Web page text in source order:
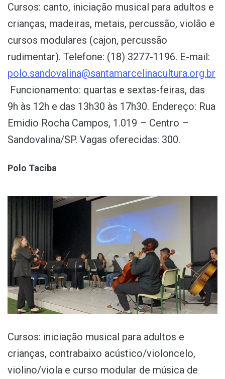
Cursos: canto, iniciação musical para adultos e
crianças, madeiras, metais, percussão, violão e
cursos modulares (cajon, percussão
rudimentar). Telefone: (18) 3277-1196. E-mail:
polo.sandovalina@santamarcelinacultura.org.br
Funcionamento: quartas e sextas-feiras, das
9h às 12h e das 13h30 às 17h30. Endereço: Rua
Emidio Rocha Campos, 1.019 – Centro –
Sandovalina/SP. Vagas oferecidas: 300.
Polo Taciba
Cursos: iniciação musical para adultos e
crianças, contrabaixo acústico/violoncelo,
violino/viola e curso modular de música de